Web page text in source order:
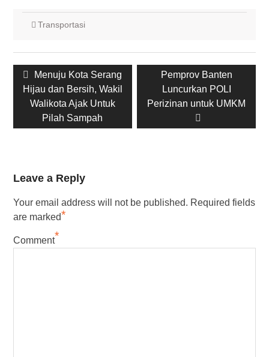
Transportasi
Post
navigation
Previous
post:
Menuju Kota Serang
Hijau dan Bersih, Wakil
Walikota Ajak Untuk
Pilah Sampah
Next
post:
Pemprov Banten
Luncurkan POLI
Perizinan untuk UMKM
Leave a Reply
Your email address will not be published. Required fields
are marked*
Comment*